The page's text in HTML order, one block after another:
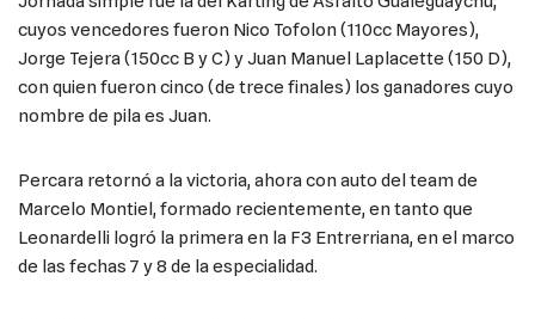
cuyos vencedores fueron Nico Tofolon (110cc Mayores),
Jorge Tejera (150cc B y C) y Juan Manuel Laplacette (150 D),
con quien fueron cinco (de trece finales) los ganadores cuyo
nombre de pila es Juan.
Percara retornó a la victoria, ahora con auto del team de
Marcelo Montiel, formado recientemente, en tanto que
Leonardelli logró la primera en la F3 Entrerriana, en el marco
de las fechas 7 y 8 de la especialidad.